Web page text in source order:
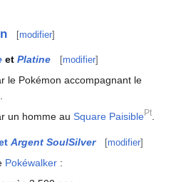
[modifier]
et Platine [modifier]
le Pokémon accompagnant le
.
un homme au Square PaisiblePt.
Argent SoulSilver [modifier]
Pokéwalker :